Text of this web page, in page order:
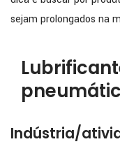
sejam prolongados na
Indústria/